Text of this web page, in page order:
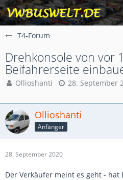
T4-Forum
Drehkonsole von vor
Beifahrerseite
Ollioshanti 28. September
Ollioshanti
Anfänger
28. September 2020
Der Verkäufer meint es geht - hat